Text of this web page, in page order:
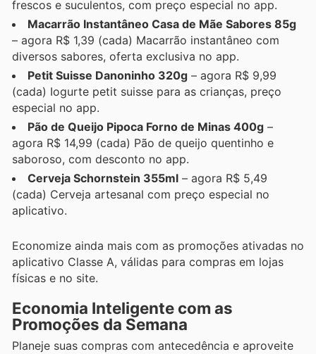
frescos e suculentos, com preço especial no app.
Macarrão Instantâneo Casa de Mãe Sabores 85g
– agora R$ 1,39 (cada) Macarrão instantâneo com
diversos sabores, oferta exclusiva no app.
Petit Suisse Danoninho 320g – agora R$ 9,99
(cada) Iogurte petit suisse para as crianças, preço
especial no app.
Pão de Queijo Pipoca Forno de Minas 400g –
agora R$ 14,99 (cada) Pão de queijo quentinho e
saboroso, com desconto no app.
Cerveja Schornstein 355ml – agora R$ 5,49
(cada) Cerveja artesanal com preço especial no
aplicativo.
Economize ainda mais com as promoções ativadas no
aplicativo Classe A, válidas para compras em lojas
físicas e no site.
Economia Inteligente com as
Promoções da Semana
Planeje suas compras com antecedência e aproveite